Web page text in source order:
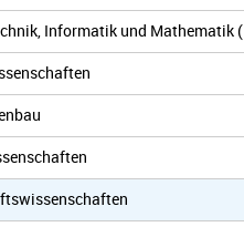
Informatik und Mathematik